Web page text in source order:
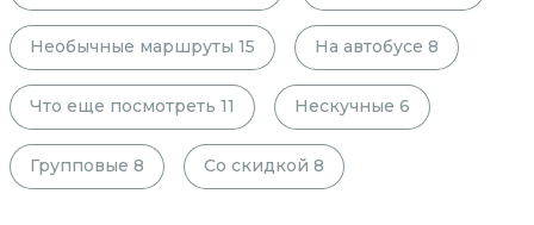
Необычные маршруты 15 На автобусе 8
Что еще посмотреть 11 Нескучные 6
Групповые 8 Со скидкой 8